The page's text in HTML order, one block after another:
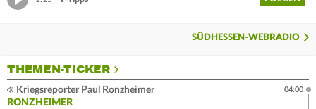
SÜDHESSEN-WEBRADIO
THEMEN-TICKER
Kriegsreporter Paul Ronzheimer
RONZHEIMER
04:00